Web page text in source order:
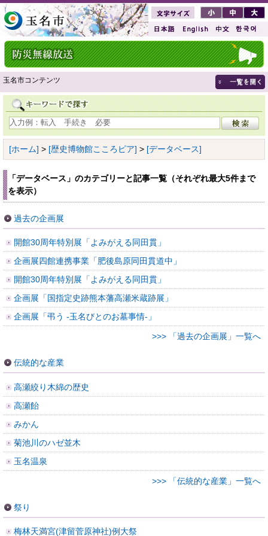
玉名市コンテンツ
[ホーム] > [歴史博物館こころピア] > [データベース]
「データベース」のカテゴリーと記事一覧（それぞれ最大5件まで
を表示）
過去の企画展
開館30周年特別展「よみがえる同田貫」
企画展四館連携事業「肥後島原同田貫道中」
開館30周年特別展「よみがえる同田貫」
企画展「国指定史跡熊本藩高瀬米蔵跡展」
企画展「弔う -玉名びとのお墓事情-」
>>> 「過去の企画展」一覧へ
伝統的な産業
高瀬絞り木綿の歴史
高瀬飴
みかん
菊池川のハゼ並木
玉名温泉
>>> 「伝統的な産業」一覧へ
祭り
梅林天満宮(津留菅原神社)例大祭